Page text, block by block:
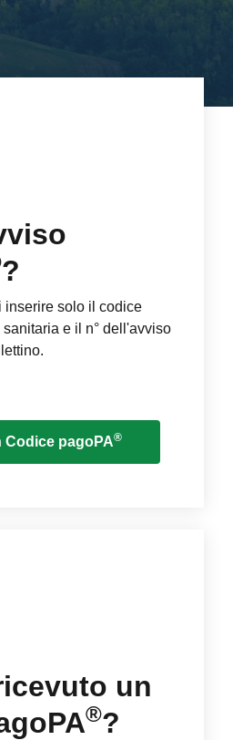
?
inserire solo il codice
e il n° dell'avviso
Codice pagoPA®
un
®?